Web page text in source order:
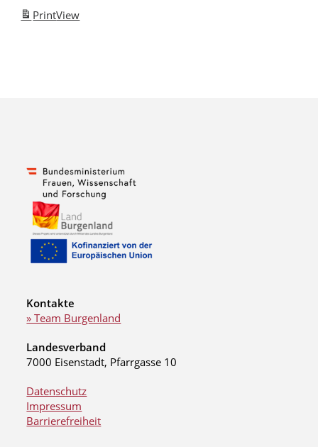
PrintView
Kontakte
» Team Burgenland
Landesverband
7000 Eisenstadt, Pfarrgasse 10
Datenschutz
Impressum
Barrierefreiheit